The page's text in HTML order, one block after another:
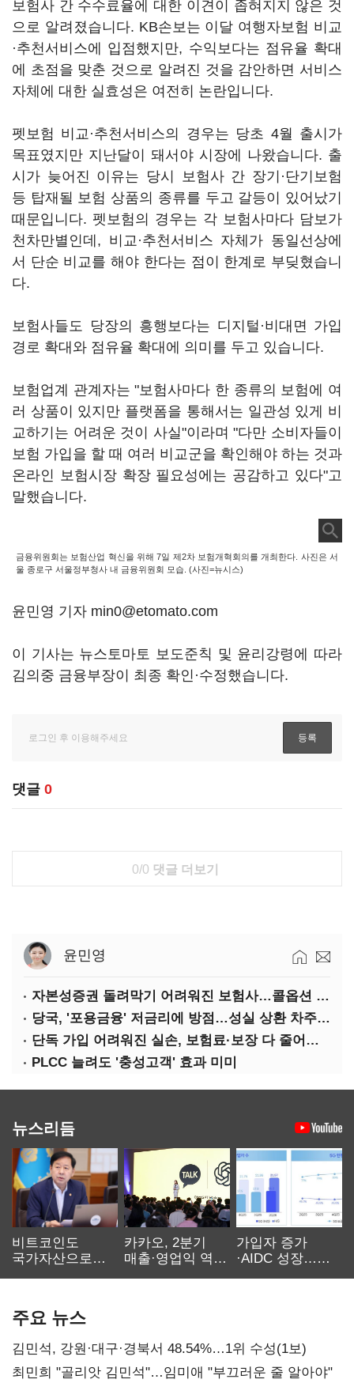
보험사 간 수수료율에 대한 이견이 좁혀지지 않은 것
으로 알려졌습니다. KB손보는 이달 여행자보험 비교
·추천서비스에 입점했지만, 수익보다는 점유율 확대
에 초점을 맞춘 것으로 알려진 것을 감안하면 서비스
자체에 대한 실효성은 여전히 논란입니다.
펫보험 비교·추천서비스의 경우는 당초 4월 출시가
목표였지만 지난달이 돼서야 시장에 나왔습니다. 출
시가 늦어진 이유는 당시 보험사 간 장기·단기보험
등 탑재될 보험 상품의 종류를 두고 갈등이 있어났기
때문입니다. 펫보험의 경우는 각 보험사마다 담보가
천차만별인데, 비교·추천서비스 자체가 동일선상에
서 단순 비교를 해야 한다는 점이 한계로 부딪혔습니
다.
보험사들도 당장의 흥행보다는 디지털·비대면 가입
경로 확대와 점유율 확대에 의미를 두고 있습니다.
보험업계 관계자는 "보험사마다 한 종류의 보험에 여
러 상품이 있지만 플랫폼을 통해서는 일관성 있게 비
교하기는 어려운 것이 사실"이라며 "다만 소비자들이
보험 가입을 할 때 여러 비교군을 확인해야 하는 것과
온라인 보험시장 확장 필요성에는 공감하고 있다"고
말했습니다.
금융위원회는 보험산업 혁신을 위해 7일 제2차 보험개혁회의를 개최한다. 사진은 서
울 종로구 서울정부청사 내 금융위원회 모습. (사진=뉴시스)
윤민영 기자 min0@etomato.com
이 기사는 뉴스토마토 보도준칙 및 윤리강령에 따라
김의중 금융부장이 최종 확인·수정했습니다.
댓글 0
0/0 댓글 더보기
윤민영
자본성증권 돌려막기 어려워진 보험사…콜옵션 부담 급증
당국, '포용금융' 저금리에 방점…성실 상환 차주는 '역차별'
단독 가입 어려워진 실손, 보험료·보장 다 줄어든 5세대는?
PLCC 늘려도 '충성고객' 효과 미미
뉴스리듬
비트코인도
국가자산으로…'
카카오, 2분기
매출·영업익 역대
가입자 증가
·AIDC 성장…
주요 뉴스
김민석, 강원·대구·경북서 48.54%…1위 수성(1보)
최민희 "골리앗 김민석"…임미애 "부끄러운 줄 알아야"